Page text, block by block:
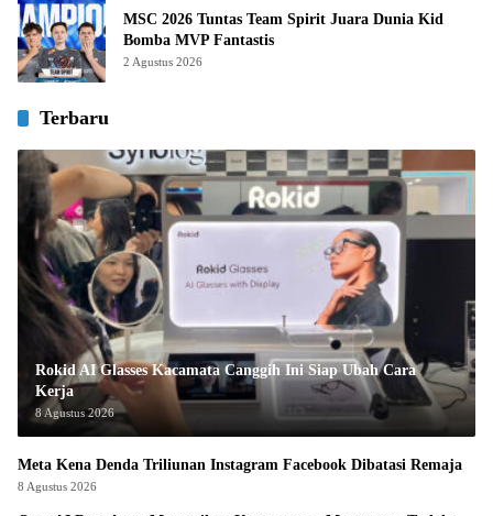
MSC 2026 Tuntas Team Spirit Juara Dunia Kid
Bomba MVP Fantastis
2 Agustus 2026
Terbaru
Rokid AI Glasses Kacamata Canggih Ini Siap Ubah Cara
Kerja
8 Agustus 2026
Meta Kena Denda Triliunan Instagram Facebook Dibatasi Remaja
8 Agustus 2026